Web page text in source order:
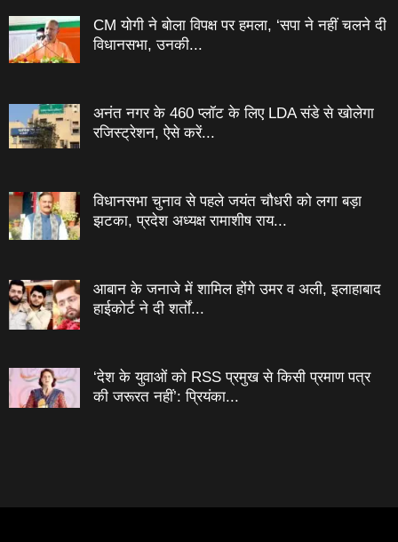
CM योगी ने बोला विपक्ष पर हमला, ‘सपा ने नहीं चलने दी
विधानसभा, उनकी...
अनंत नगर के 460 प्‍लॉट के लिए LDA संडे से खोलेगा
रजिस्‍ट्रेशन, ऐसे करें...
विधानसभा चुनाव से पहले जयंत चौधरी को लगा बड़ा
झटका, प्रदेश अध्यक्ष रामाशीष राय...
आबान के जनाजे में शामिल होंगे उमर व अली, इलाहाबाद
हाईकोर्ट ने दी शर्तों...
‘देश के युवाओं को RSS प्रमुख से किसी प्रमाण पत्र
की जरूरत नहीं’: प्रियंका...